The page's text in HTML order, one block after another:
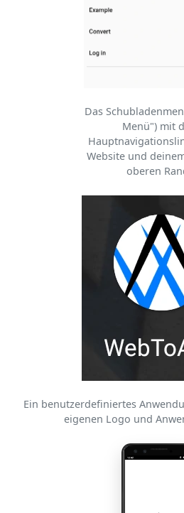
Das
Menü") mit
Website und
oberen
Ein benutzerdefiniertes
eigenen Logo und